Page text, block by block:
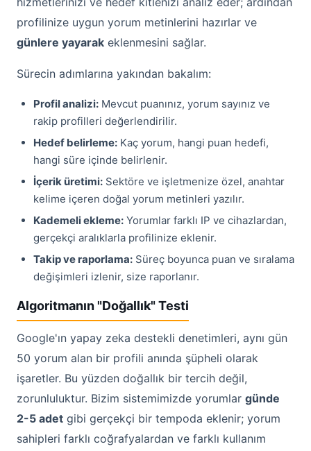
profilinize uygun yorum metinlerini hazırlar ve
günlere yayarak eklenmesini sağlar.
Sürecin adımlarına yakından bakalım:
Profil analizi: Mevcut puanınız, yorum sayınız ve
rakip profilleri değerlendirilir.
Hedef belirleme: Kaç yorum, hangi puan hedefi,
hangi süre içinde belirlenir.
İçerik üretimi: Sektöre ve işletmenize özel, anahtar
kelime içeren doğal yorum metinleri yazılır.
Kademeli ekleme: Yorumlar farklı IP ve cihazlardan,
gerçekçi aralıklarla profilinize eklenir.
Takip ve raporlama: Süreç boyunca puan ve sıralama
değişimleri izlenir, size raporlanır.
Algoritmanın "Doğallık" Testi
Google'ın yapay zeka destekli denetimleri, aynı gün
50 yorum alan bir profili anında şüpheli olarak
işaretler. Bu yüzden doğallık bir tercih değil,
zorunluluktur. Bizim sistemimizde yorumlar günde
2-5 adet gibi gerçekçi bir tempoda eklenir; yorum
sahipleri farklı coğrafyalardan ve farklı kullanım